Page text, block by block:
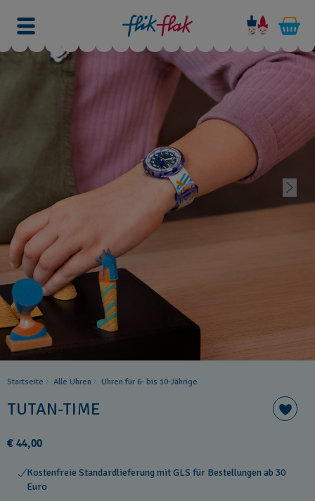
Startseite Alle Uhren Uhren für 6- bis 10-Jährige
TUTAN-TIME
€ 44,00
Kostenfreie Standardlieferung mit GLS für Bestellungen ab 30
Euro